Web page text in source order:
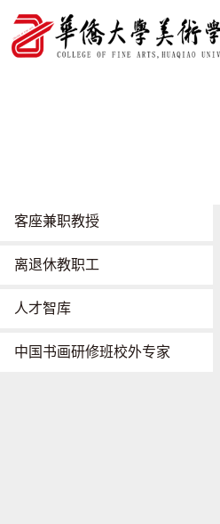
客座兼职教授
离退休教职工
人才智库
中国书画研修班校外专家